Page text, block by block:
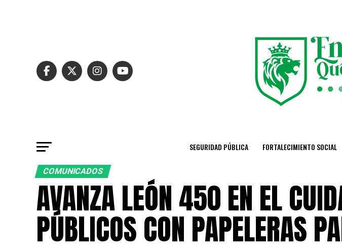
SEGURIDAD PÚBLICA FORTALECIMIENTO SOCIAL
COMUNICADOS
AVANZA LEÓN 450 EN EL
PÚBLICOS CON PAPELERAS